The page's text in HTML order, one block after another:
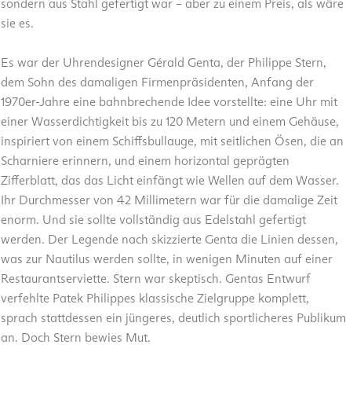
sondern aus Stahl gefertigt war – aber zu einem Preis, als wäre
sie es.
Es war der Uhrendesigner Gérald Genta, der Philippe Stern,
dem Sohn des damaligen Firmenpräsidenten, Anfang der
1970er-Jahre eine bahnbrechende Idee vorstellte: eine Uhr mit
einer Wasserdichtigkeit bis zu 120 Metern und einem Gehäuse,
inspiriert von einem Schiffsbullauge, mit seitlichen Ösen, die an
Scharniere erinnern, und einem horizontal geprägten
Zifferblatt, das das Licht einfängt wie Wellen auf dem Wasser.
Ihr Durchmesser von 42 Millimetern war für die damalige Zeit
enorm. Und sie sollte vollständig aus Edelstahl gefertigt
werden. Der Legende nach skizzierte Genta die Linien dessen,
was zur Nautilus werden sollte, in wenigen Minuten auf einer
Restaurantserviette. Stern war skeptisch. Gentas Entwurf
verfehlte Patek Philippes klassische Zielgruppe komplett,
sprach stattdessen ein jüngeres, deutlich sportlicheres Publikum
an. Doch Stern bewies Mut.